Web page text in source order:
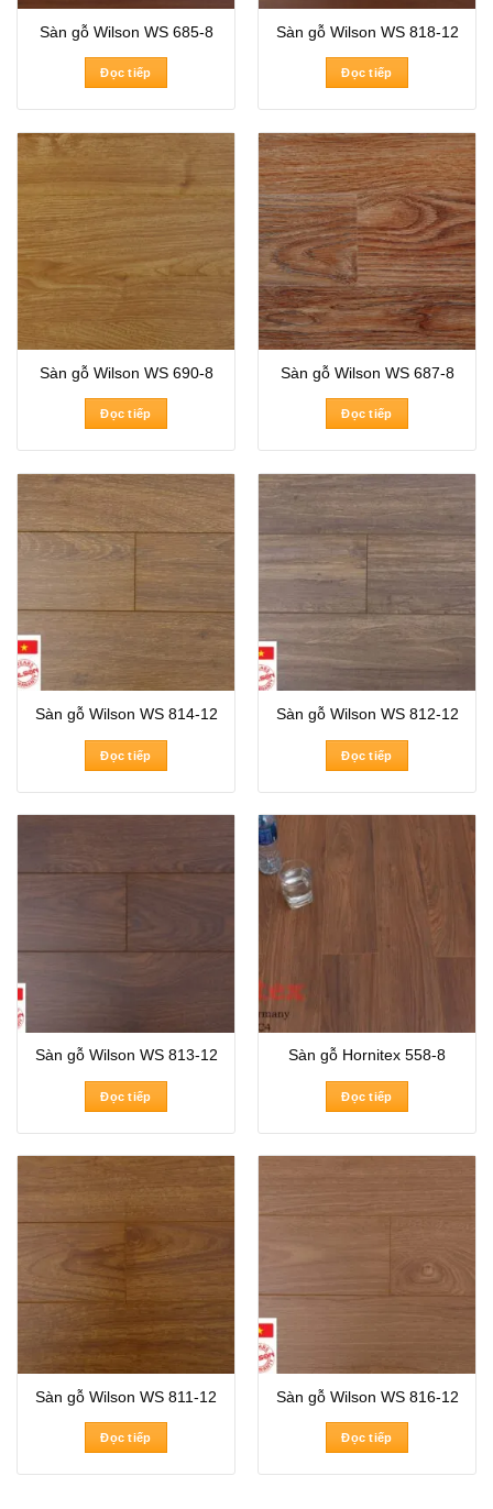
Sàn gỗ Wilson WS 685-8
Đọc tiếp
Sàn gỗ Wilson WS 818-12
Đọc tiếp
Sàn gỗ Wilson WS 690-8
Đọc tiếp
Sàn gỗ Wilson WS 687-8
Đọc tiếp
Sàn gỗ Wilson WS 814-12
Đọc tiếp
Sàn gỗ Wilson WS 812-12
Đọc tiếp
Sàn gỗ Wilson WS 813-12
Đọc tiếp
Sàn gỗ Hornitex 558-8
Đọc tiếp
Sàn gỗ Wilson WS 811-12
Đọc tiếp
Sàn gỗ Wilson WS 816-12
Đọc tiếp